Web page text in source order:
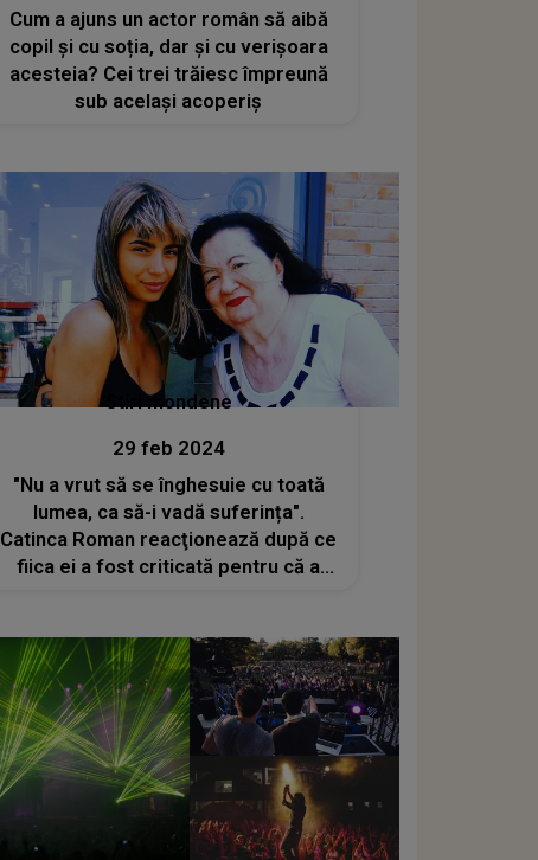
Cum a ajuns un actor român să aibă
copil și cu soția, dar și cu verișoara
acesteia? Cei trei trăiesc împreună
sub același acoperiș
Stiri mondene
29 feb 2024
"Nu a vrut să se înghesuie cu toată
lumea, ca să-i vadă suferința".
Catinca Roman reacţionează după ce
fiica ei a fost criticată pentru că a